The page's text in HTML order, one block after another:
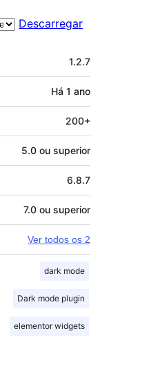
Descarregar
1.2.7
Há 1 ano
200+
5.0 ou superior
6.8.7
7.0 ou superior
Ver todos os 2
dark mode
Dark mode plugin
elementor widgets